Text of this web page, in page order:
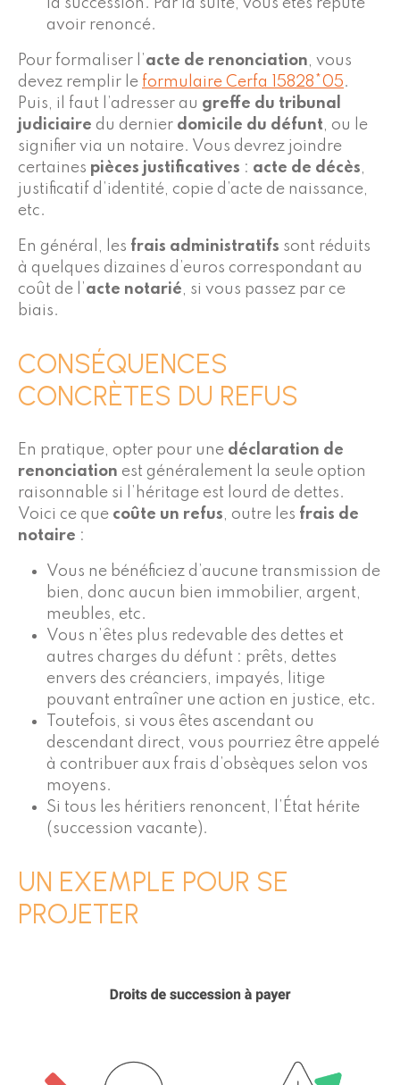
la succession. Par la suite, vous êtes réputé
avoir renoncé.
Pour formaliser l’acte de renonciation, vous
devez remplir le formulaire Cerfa 15828*05.
Puis, il faut l’adresser au greffe du tribunal
judiciaire du dernier domicile du défunt, ou le
signifier via un notaire. Vous devrez joindre
certaines pièces justificatives : acte de décès,
justificatif d’identité, copie d’acte de naissance,
etc.
En général, les frais administratifs sont réduits
à quelques dizaines d’euros correspondant au
coût de l’acte notarié, si vous passez par ce
biais.
CONSÉQUENCES
CONCRÈTES DU REFUS
En pratique, opter pour une déclaration de
renonciation est généralement la seule option
raisonnable si l’héritage est lourd de dettes.
Voici ce que coûte un refus, outre les frais de
notaire :
Vous ne bénéficiez d’aucune transmission de
bien, donc aucun bien immobilier, argent,
meubles, etc.
Vous n’êtes plus redevable des dettes et
autres charges du défunt : prêts, dettes
envers des créanciers, impayés, litige
pouvant entraîner une action en justice, etc.
Toutefois, si vous êtes ascendant ou
descendant direct, vous pourriez être appelé
à contribuer aux frais d’obsèques selon vos
moyens.
Si tous les héritiers renoncent, l’État hérite
(succession vacante).
UN EXEMPLE POUR SE
PROJETER